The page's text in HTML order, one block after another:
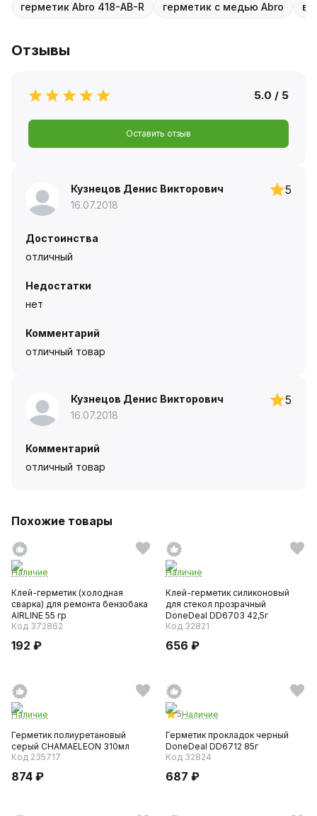
герметик Abro 418-AB-R герметик с медью Abro
Отзывы
5.0 / 5
Оставить отзыв
Кузнецов Денис Викторович
16.07.2018
5
Достоинства
отличный
Недостатки
нет
Комментарий
отличный товар
Кузнецов Денис Викторович
16.07.2018
5
Комментарий
отличный товар
Похожие товары
Наличие
Клей-герметик (холодная
сварка) для ремонта бензобака
AIRLINE 55 гр
Код 372862
192 ₽
Наличие
Клей-герметик силиконовый
для стекол прозрачный
DoneDeal DD6703 42,5г
Код 32821
656 ₽
Наличие
Герметик полиуретановый
серый CHAMAELEON 310мл
Код 235717
874 ₽
5Наличие
Герметик прокладок черный
DoneDeal DD6712 85г
Код 32824
687 ₽